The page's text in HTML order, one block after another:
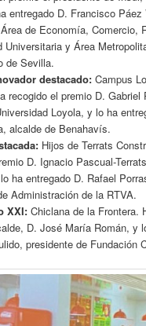
entregado D. Francisco Páez
de Economía, Comercio,
Universitaria y Área
de Sevilla.
destacado:Campus
recogido el premio D. Gabriel
Loyola, y lo ha
alcalde de Benahavís.
Hijos de Terrats
D. Ignacio Pascual-
ha entregado D. Rafael
Administración de la RTVA.
XXI:Chiclana de la Frontera.
D. José María Román, y
presidente de Fundación